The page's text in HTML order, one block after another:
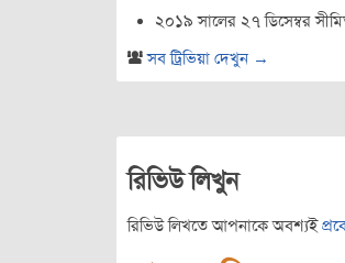
২০১৯ সালের ২৭ ডিসেম্বর
সব ট্রিভিয়া দেখুন →
রিভিউ লিখুন
রিভিউ লিখতে আপনাকে অবশ্যই